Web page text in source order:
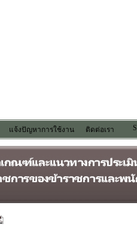
แจ้งปัญหาการใช้งาน ติดต่อเรา